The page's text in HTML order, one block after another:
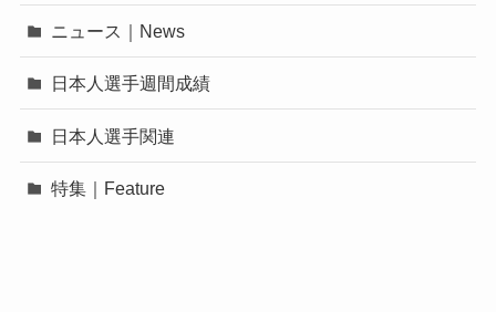
ニュース｜News
日本人選手週間成績
日本人選手関連
特集｜Feature